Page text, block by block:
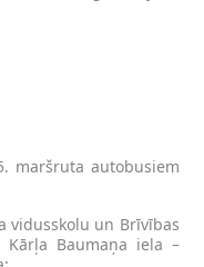
maršruta autobusiem
vidusskolu un Brīvības
Baumaņa iela –